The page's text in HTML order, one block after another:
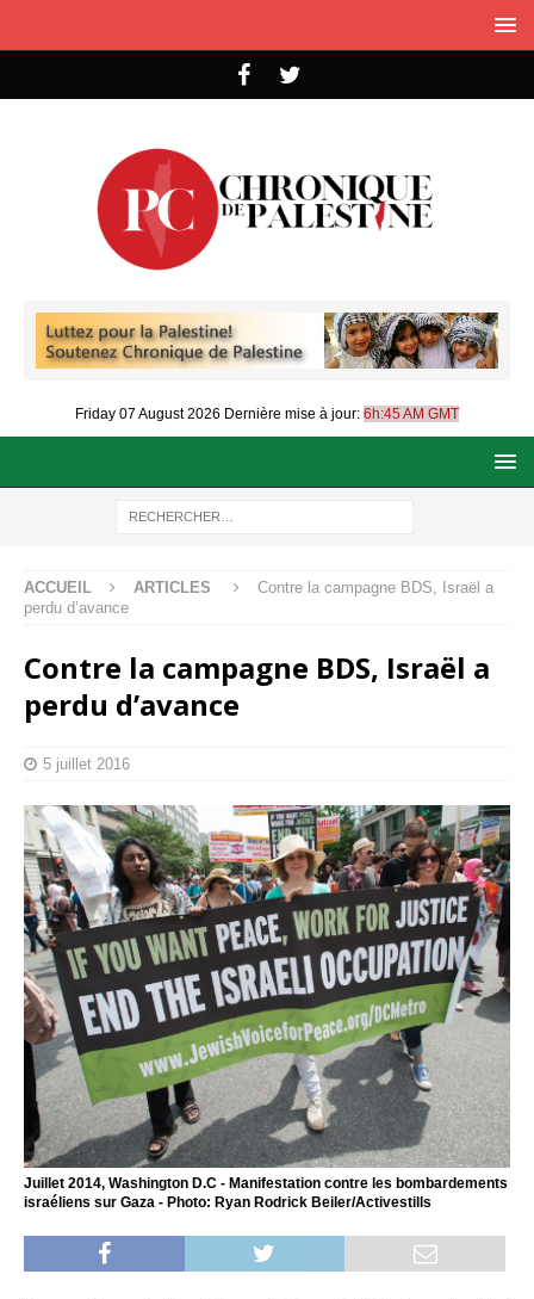
Friday 07 August 2026 Dernière mise à jour: 6h:45 AM GMT
ACCUEIL ARTICLES
Contre la campagne BDS, Israël a
perdu d’avance
Contre la campagne BDS, Israël a
perdu d’avance
5 juillet 2016
Juillet 2014, Washington D.C - Manifestation contre les bombardements
israéliens sur Gaza - Photo: Ryan Rodrick Beiler/Activestills